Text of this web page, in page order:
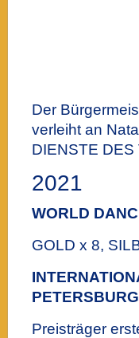
Der
verleiht an
DIENSTE
2021
WORLD
GOLD x 8,
PETERSBURG
Preisträger